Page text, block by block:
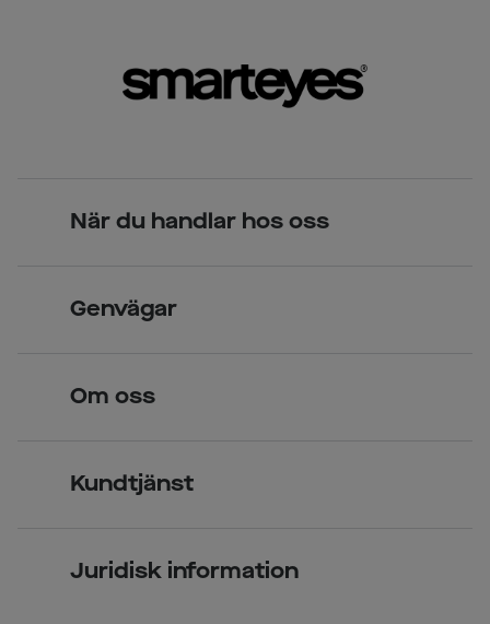
När du handlar hos oss
Över 70 butiker
Genvägar
Kontaktlinser
Om oss
Kundtjänst
Juridisk information